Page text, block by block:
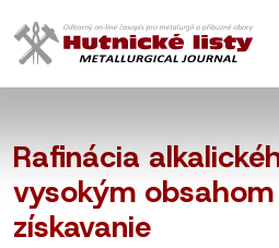
Rafinácia
vysokým
získavanie